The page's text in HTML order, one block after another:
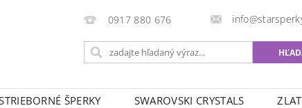
0917 880 676
ŠPERKY SWAROVSKI CRYSTALS